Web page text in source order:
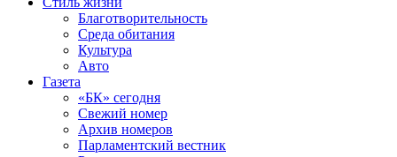
Благотворительность
Среда обитания
Культура
Авто
Газета
«БК» сегодня
Свежий номер
Архив номеров
Парламентский вестник